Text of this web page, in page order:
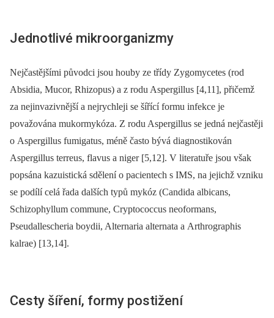
Jednotlivé mikroorganizmy
Nejčastějšími původci jsou houby ze třídy Zygomycetes (rod
Absidia, Mucor, Rhizopus) a z rodu Aspergillus [4,11], přičemž
za nejinvazivnější a nejrychleji se šířící formu infekce je
považována mukormykóza. Z rodu Aspergillus se jedná nejčastěji
o Aspergillus fumigatus, méně často bývá diagnostikován
Aspergillus terreus, flavus a niger [5,12]. V literatuře jsou však
popsána kazuistická sdělení o pacientech s IMS, na jejichž vzniku
se podílí celá řada dalších typů mykóz (Candida albicans,
Schizophyllum commune, Cryptococcus neoformans,
Pseudallescheria boydii, Alternaria alternata a Arthrographis
kalrae) [13,14].
Cesty šíření, formy postižení